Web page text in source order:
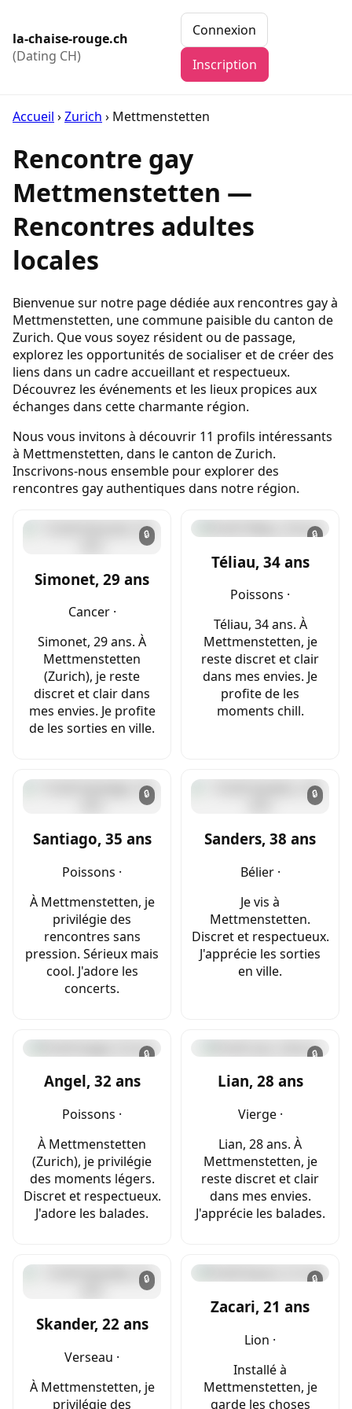
la-chaise-rouge.ch
(Dating CH)
Connexion
Inscription
Accueil ›Zurich › Mettmenstetten
Rencontre gay
Mettmenstetten —
Rencontres adultes
locales
Bienvenue sur notre page dédiée aux rencontres gay à
Mettmenstetten, une commune paisible du canton de
Zurich. Que vous soyez résident ou de passage,
explorez les opportunités de socialiser et de créer des
liens dans un cadre accueillant et respectueux.
Découvrez les événements et les lieux propices aux
échanges dans cette charmante région.
Nous vous invitons à découvrir 11 profils intéressants
à Mettmenstetten, dans le canton de Zurich.
Inscrivons-nous ensemble pour explorer des
rencontres gay authentiques dans notre région.
🔒
Simonet, 29 ans
Cancer ·
Simonet, 29 ans. À
Mettmenstetten
(Zurich), je reste
discret et clair dans
mes envies. Je profite
de les sorties en ville.
🔒
Téliau, 34 ans
Poissons ·
Téliau, 34 ans. À
Mettmenstetten, je
reste discret et clair
dans mes envies. Je
profite de les
moments chill.
🔒
Santiago, 35 ans
Poissons ·
À Mettmenstetten, je
privilégie des
rencontres sans
pression. Sérieux mais
cool. J'adore les
concerts.
🔒
Sanders, 38 ans
Bélier ·
Je vis à
Mettmenstetten.
Discret et respectueux.
J'apprécie les sorties
en ville.
🔒
Angel, 32 ans
Poissons ·
À Mettmenstetten
(Zurich), je privilégie
des moments légers.
Discret et respectueux.
J'adore les balades.
🔒
Lian, 28 ans
Vierge ·
Lian, 28 ans. À
Mettmenstetten, je
reste discret et clair
dans mes envies.
J'apprécie les balades.
🔒
Skander, 22 ans
Verseau ·
À Mettmenstetten, je
privilégie des
🔒
Zacari, 21 ans
Lion ·
Installé à
Mettmenstetten, je
garde les choses